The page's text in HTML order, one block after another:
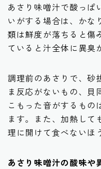
あさり味噌汁で酸っぱ
いがする場合は、かな
類は鮮度が落ちると傷
ていると汁全体に異臭
調理前のあさりで、砂
ま反応がないもの、貝
こもった音がするもの
ます。また、加熱して
理に開けて食べないほ
あさり味噌汁の酸味や